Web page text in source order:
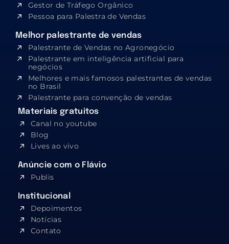
Gestor de Tráfego Orgânico
Pessoa para Palestra de Vendas
Melhor palestrante de vendas
Palestrante de Vendas no Agronegócio
Palestrante em inteligência artificial para
negócios
Melhores e mais famosos palestrantes de vendas
no Brasil
Palestrante para convenção de vendas
Materiais gratuitos
Canal no youtube
Blog
Lives ao vivo
Anúncie com o Flávio
Publis
Institucional
Depoimentos
Notícias
Contato